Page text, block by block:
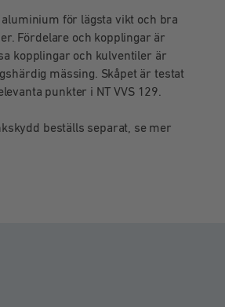
för lägsta vikt och bra
Fördelare och kopplingar är
kopplingar och kulventiler är
mässing. Skåpet är testat
punkter i NT VVS 129.
beställs separat, se mer